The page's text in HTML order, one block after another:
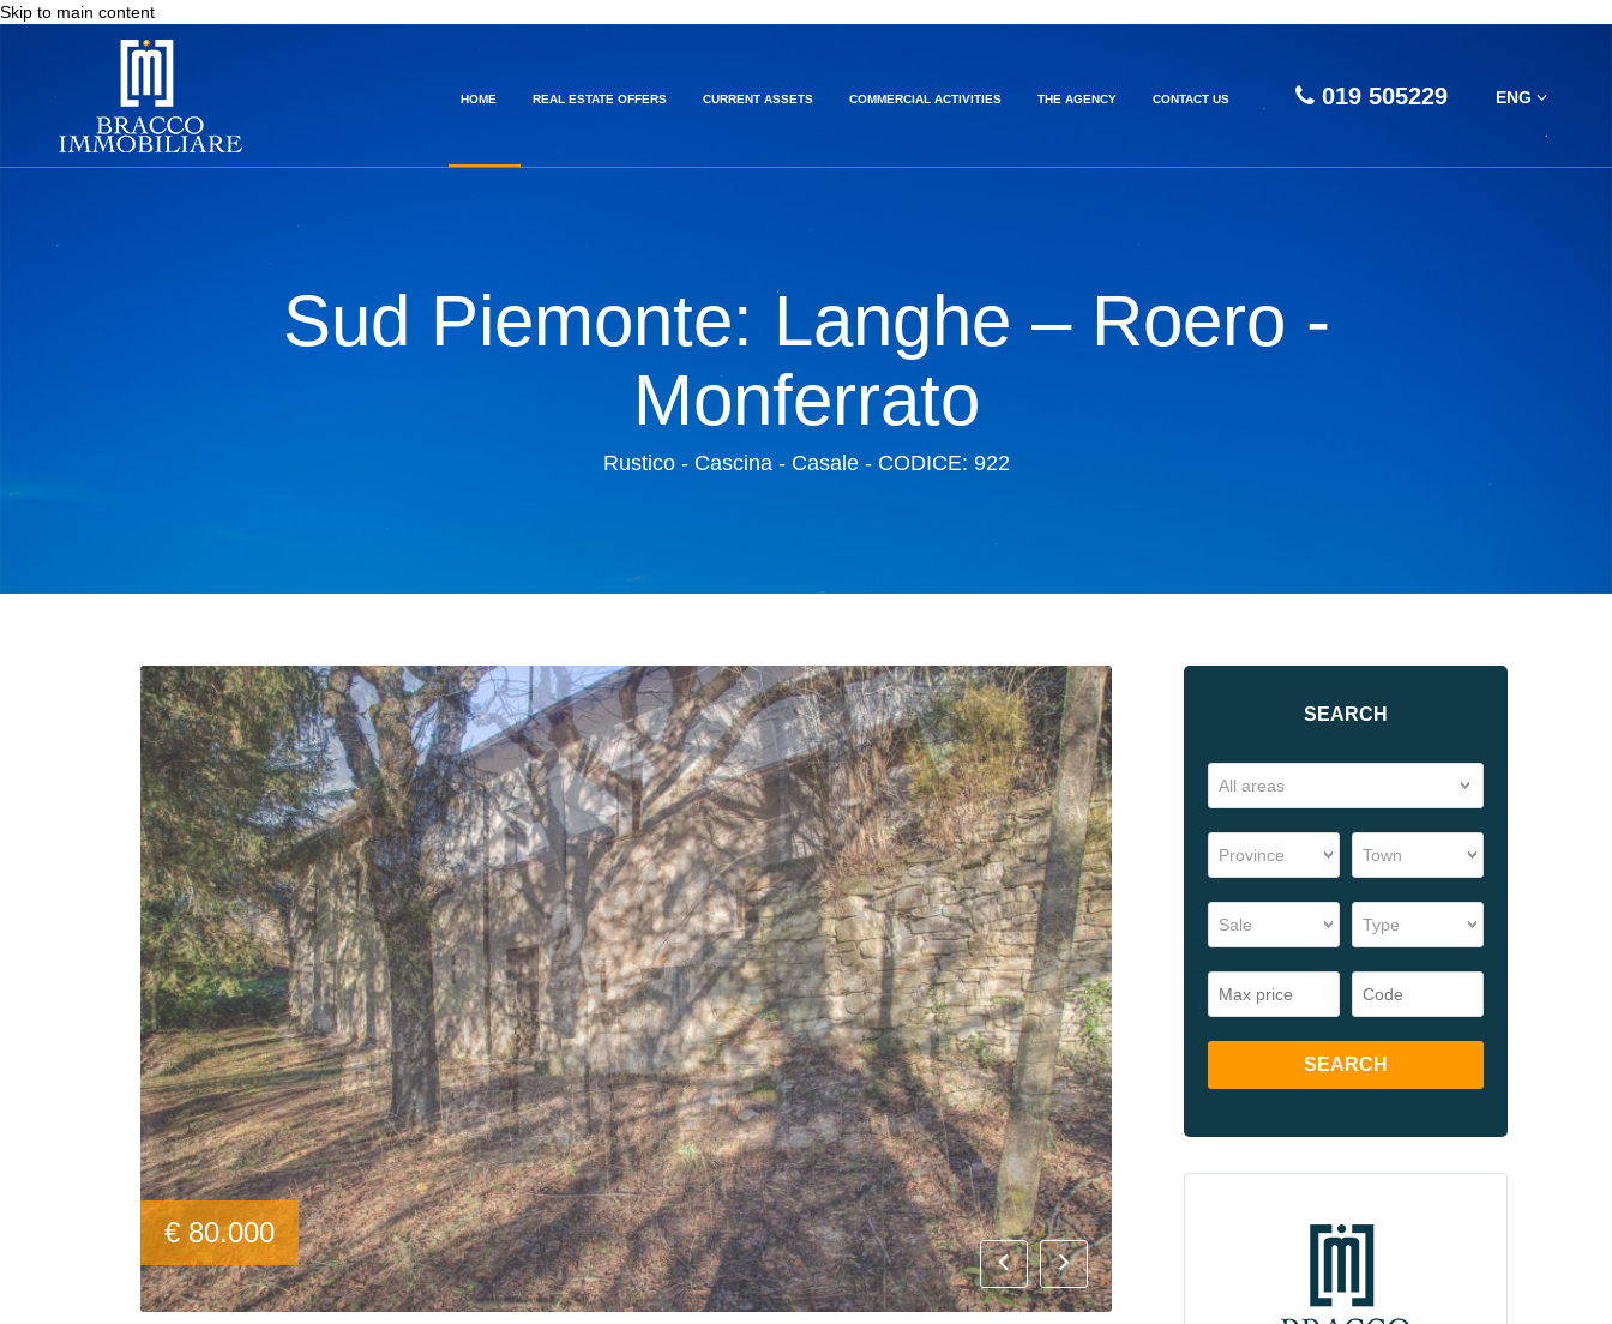
Skip to main content
HOME REAL ESTATE OFFERS CURRENT ASSETS COMMERCIAL ACTIVITIES THE AGENCY CONTACT US 019 505229 ENG
Sud Piemonte: Langhe – Roero -
Monferrato
Rustico - Cascina - Casale - CODICE: 922
€ 80.000
SEARCH